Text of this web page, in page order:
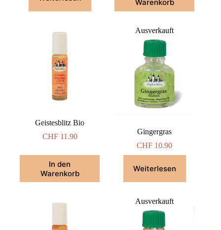
Warenkorb
Geistesblitz Bio
CHF11.90
In den
Warenkorb
Ausverkauft
Gingergras
CHF 10.90
Weiterlesen
Ausverkauft